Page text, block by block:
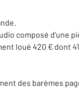
composé d'une
loué 420 € dont
des barèmes